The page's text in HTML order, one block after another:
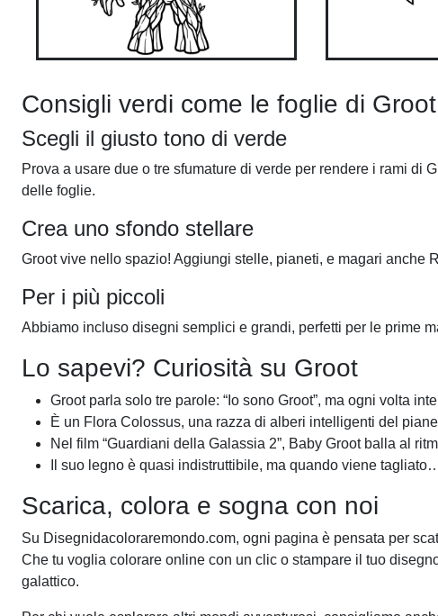
Consigli verdi come le foglie di Groot
Scegli il giusto tono di verde
Prova a usare due o tre sfumature di verde per rendere i rami di
delle foglie.
Crea uno sfondo stellare
Groot vive nello spazio! Aggiungi stelle, pianeti, e magari anche
Per i più piccoli
Abbiamo incluso disegni semplici e grandi, perfetti per le prime
Lo sapevi? Curiosità su Groot
Groot parla solo tre parole: “Io sono Groot”, ma ogni volta
È un Flora Colossus, una razza di alberi intelligenti del
Nel film “Guardiani della Galassia 2”, Baby Groot balla al
Il suo legno è quasi indistruttibile, ma quando viene
Scarica, colora e sogna con noi
Su Disegnidacoloraremondo.com, ogni pagina è pensata per
Che tu voglia colorare online con un clic o stampare il tuo
galattico.